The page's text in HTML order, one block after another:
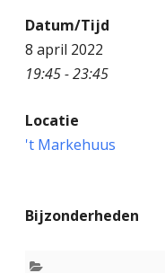
o
n
Datum/Tijd
8 april 2022
19:45 - 23:45
Locatie
't Markehuus
Bijzonderheden